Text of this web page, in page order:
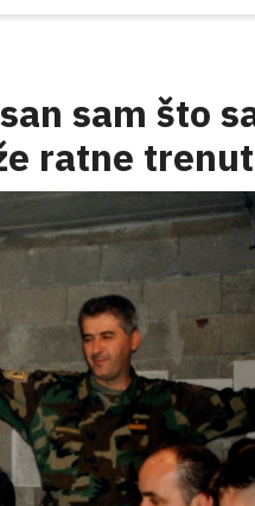
sam što
ratne